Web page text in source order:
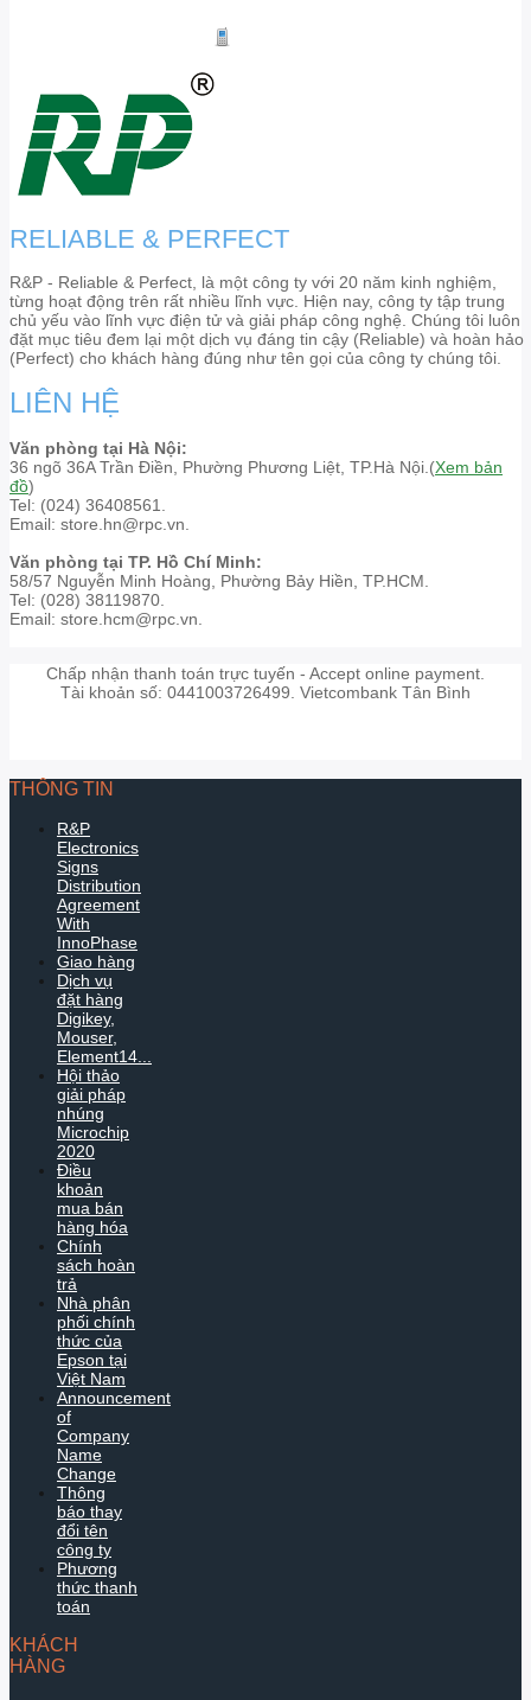
RELIABLE & PERFECT
R&P - Reliable & Perfect, là một công ty với 20 năm kinh nghiệm,
từng hoạt động trên rất nhiều lĩnh vực. Hiện nay, công ty tập trung
chủ yếu vào lĩnh vực điện tử và giải pháp công nghệ. Chúng tôi luôn
đặt mục tiêu đem lại một dịch vụ đáng tin cậy (Reliable) và hoàn hảo
(Perfect) cho khách hàng đúng như tên gọi của công ty chúng tôi.
LIÊN HỆ
Văn phòng tại Hà Nội:
36 ngõ 36A Trần Điền, Phường Phương Liệt, TP.Hà Nội.(Xem bản
đồ)
Tel: (024) 36408561.
Email: store.hn@rpc.vn.
Văn phòng tại TP. Hồ Chí Minh:
58/57 Nguyễn Minh Hoàng, Phường Bảy Hiền, TP.HCM.
Tel: (028) 38119870.
Email: store.hcm@rpc.vn.
Chấp nhận thanh toán trực tuyến - Accept online payment.
Tài khoản số: 0441003726499. Vietcombank Tân Bình
THÔNG TIN
R&P
Electronics
Signs
Distribution
Agreement
With
InnoPhase
Giao hàng
Dịch vụ
đặt hàng
Digikey,
Mouser,
Element14...
Hội thảo
giải pháp
nhúng
Microchip
2020
Điều
khoản
mua bán
hàng hóa
Chính
sách hoàn
trả
Nhà phân
phối chính
thức của
Epson tại
Việt Nam
Announcement
of
Company
Name
Change
Thông
báo thay
đổi tên
công ty
Phương
thức thanh
toán
KHÁCH
HÀNG